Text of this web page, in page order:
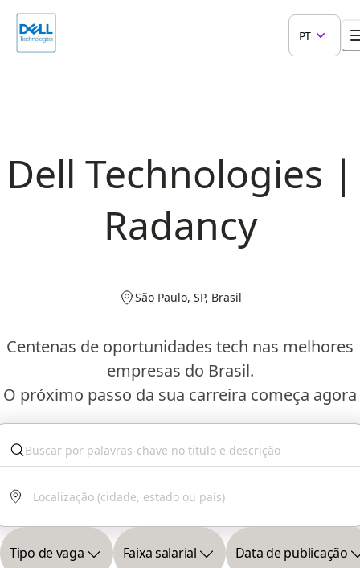
PT
Dell Technologies |
Radancy
São Paulo, SP, Brasil
Centenas de oportunidades tech nas melhores
empresas do Brasil.
O próximo passo da sua carreira começa agora
Tipo de vaga Faixa salarial Data de publicação